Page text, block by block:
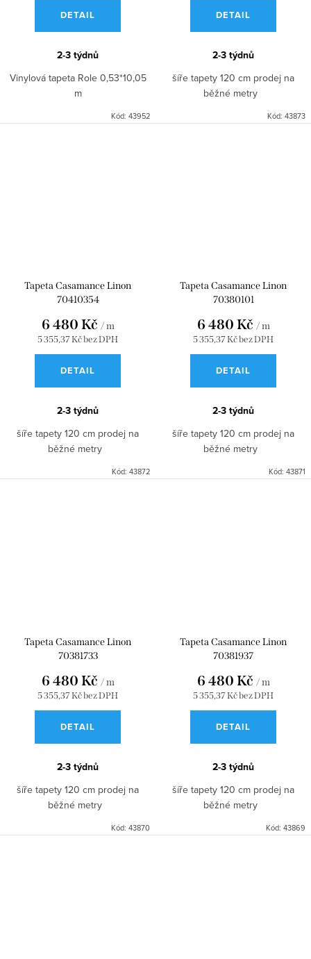
DETAIL
2-3 týdnů
Vinylová tapeta Role 0,53*10,05
m
Kód: 43952
DETAIL
2-3 týdnů
šíře tapety 120 cm prodej na
běžné metry
Kód: 43873
Tapeta Casamance Linon
70410354
5 355,37 Kč bez DPH
6 480 Kč / m
DETAIL
2-3 týdnů
šíře tapety 120 cm prodej na
běžné metry
Kód: 43872
Tapeta Casamance Linon
70380101
5 355,37 Kč bez DPH
6 480 Kč / m
DETAIL
2-3 týdnů
šíře tapety 120 cm prodej na
běžné metry
Kód: 43871
Tapeta Casamance Linon
70381733
5 355,37 Kč bez DPH
6 480 Kč / m
DETAIL
2-3 týdnů
šíře tapety 120 cm prodej na
běžné metry
Kód: 43870
Tapeta Casamance Linon
70381937
5 355,37 Kč bez DPH
6 480 Kč / m
DETAIL
2-3 týdnů
šíře tapety 120 cm prodej na
běžné metry
Kód: 43869